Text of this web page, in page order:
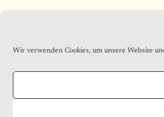
Wir verwenden Cookies, um unsere Website